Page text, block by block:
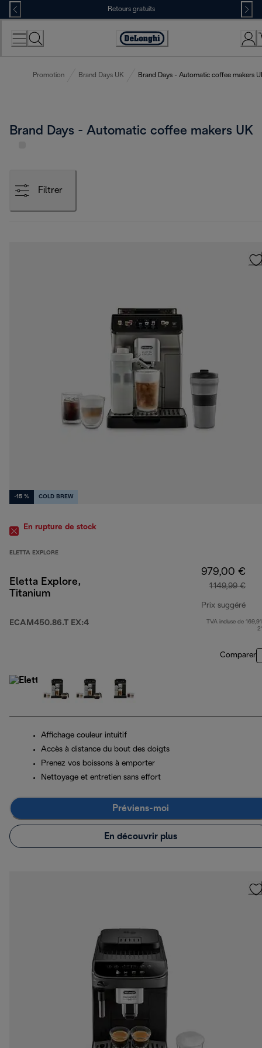
Skip
to
Content
Retours gratuits
Déclaration
Promotion Brand Days UK Brand Days - Automatic coffee makers
Brand Days - Automatic coffee makers UK
Filtrer
-15 % COLD BREW
En rupture de stock
ELETTA EXPLORE
Eletta Explore,
Titanium
ECAM450.86.T EX:4
979,00 €
1 149,99 €
Prix suggéré
TVA incluse de
Comparer
Affichage couleur intuitif
Accès à distance du bout des doigts
Prenez vos boissons à emporter
Nettoyage et entretien sans effort
Préviens-moi
En découvrir plus